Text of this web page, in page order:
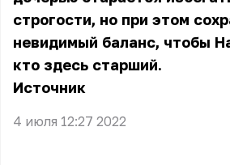
строгости, но при этом
невидимый баланс, чтобы
кто здесь старший.
Источник
4 июля 12:27 2022